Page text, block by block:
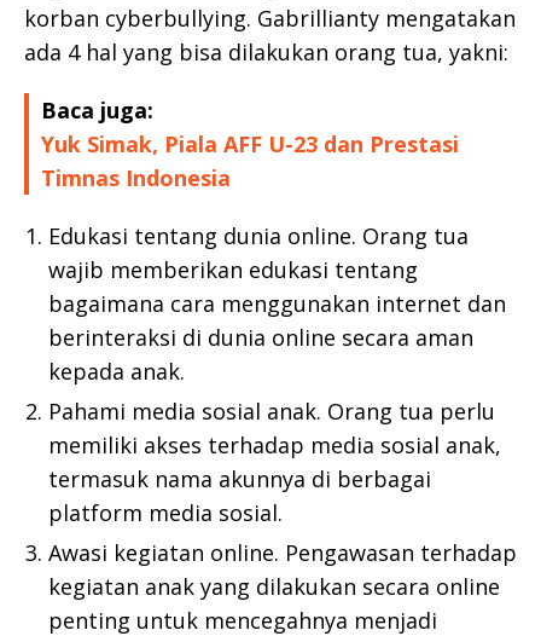
korban cyberbullying. Gabrillianty mengatakan
ada 4 hal yang bisa dilakukan orang tua, yakni:
Baca juga:
Yuk Simak, Piala AFF U-23 dan Prestasi
Timnas Indonesia
Edukasi tentang dunia online. Orang tua
wajib memberikan edukasi tentang
bagaimana cara menggunakan internet dan
berinteraksi di dunia online secara aman
kepada anak.
Pahami media sosial anak. Orang tua perlu
memiliki akses terhadap media sosial anak,
termasuk nama akunnya di berbagai
platform media sosial.
Awasi kegiatan online. Pengawasan terhadap
kegiatan anak yang dilakukan secara online
penting untuk mencegahnya menjadi